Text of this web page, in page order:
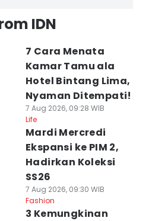
IDN
7 Cara Menata
Kamar Tamu ala
Hotel Bintang Lima,
Nyaman Ditempati!
7 Aug 2026, 09:28 WIB
Life
Mardi Mercredi
Ekspansi ke PIM 2,
Hadirkan Koleksi
SS26
7 Aug 2026, 09:30 WIB
Fashion
3 Kemungkinan